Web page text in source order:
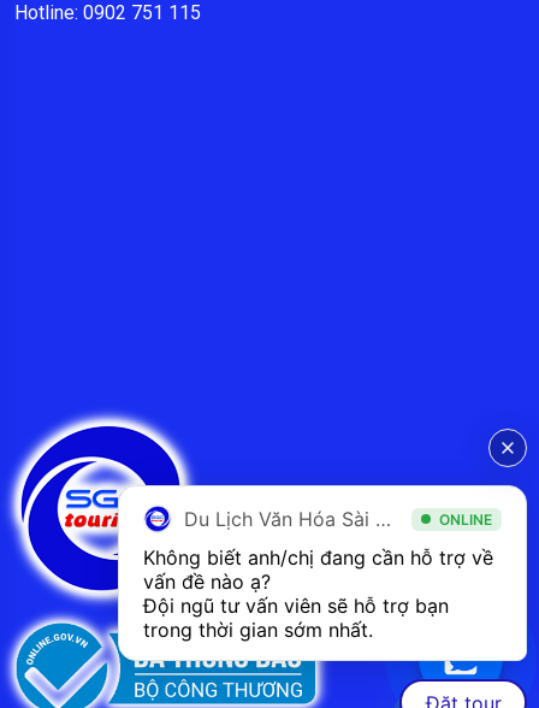
Hotline: 0902 751 115
Du Lịch Văn Hóa Sài Gòn ONLINE
Không biết anh/chị đang cần hỗ trợ về
vấn đề nào ạ?
Đội ngũ tư vấn viên sẽ hỗ trợ bạn
trong thời gian sớm nhất.
Đặt tour